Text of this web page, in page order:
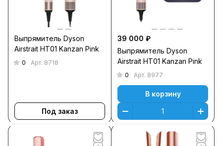
Выпрямитель Dyson
Airstrait HT01 Kanzan Pink
0 Арт. 8718
Под заказ
39 000 ₽
Выпрямитель Dyson
Airstrait HT01 Kanzan Pink
0 Арт. 8977
В корзину